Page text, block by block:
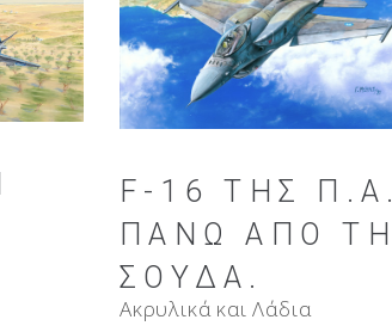
F-16 ΤΗΣ Π.Α.
ΠΆΝΩ ΑΠΌ ΤΗ
ΣΟΎΔΑ.
Ακρυλικά και Λάδια